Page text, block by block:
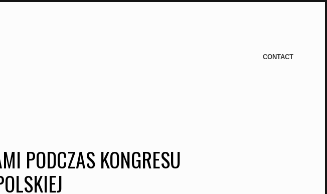
CONTACT
PODCZAS KONGRESU